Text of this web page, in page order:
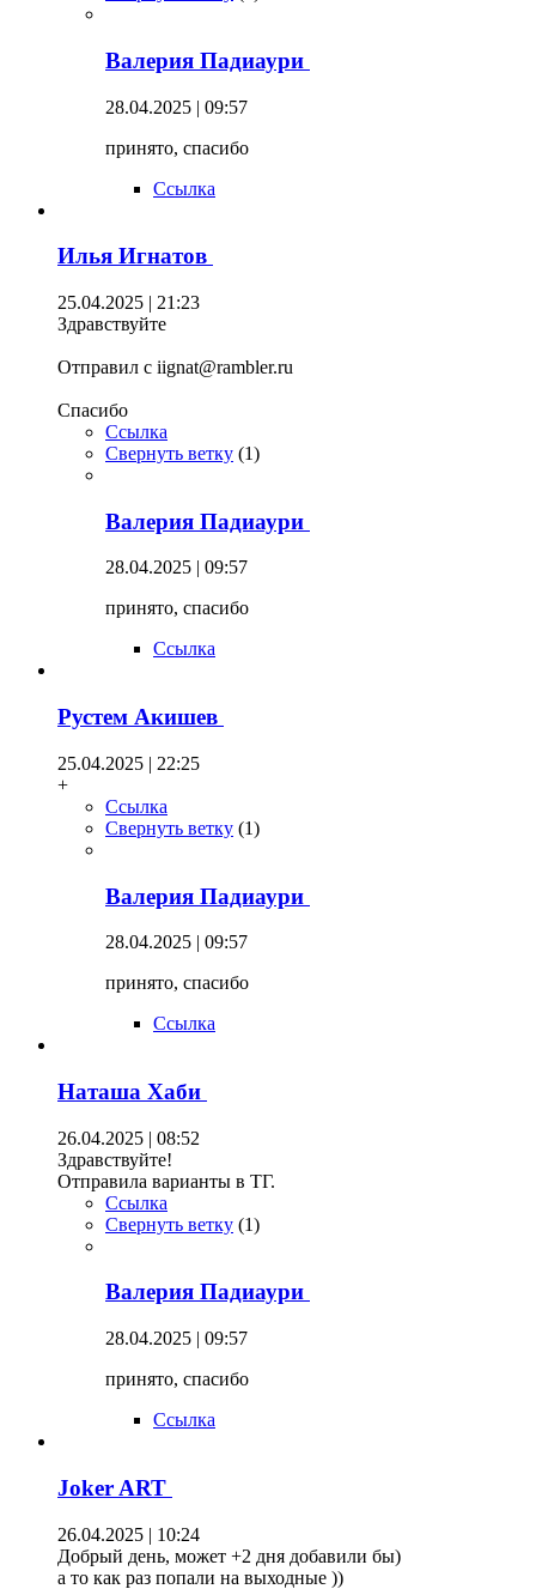
Валерия Падиаури
28.04.2025 | 09:57
принято, спасибо
Ссылка
Илья Игнатов
25.04.2025 | 21:23
Здравствуйте
Отправил с iignat@rambler.ru
Спасибо
Ссылка
Свернуть ветку (1)
Валерия Падиаури
28.04.2025 | 09:57
принято, спасибо
Ссылка
Рустем Акишев
25.04.2025 | 22:25
+
Ссылка
Свернуть ветку (1)
Валерия Падиаури
28.04.2025 | 09:57
принято, спасибо
Ссылка
Наташа Хаби
26.04.2025 | 08:52
Здравствуйте!
Отправила варианты в ТГ.
Ссылка
Свернуть ветку (1)
Валерия Падиаури
28.04.2025 | 09:57
принято, спасибо
Ссылка
Joker ART
26.04.2025 | 10:24
Добрый день, может +2 дня добавили бы)
а то как раз попали на выходные ))